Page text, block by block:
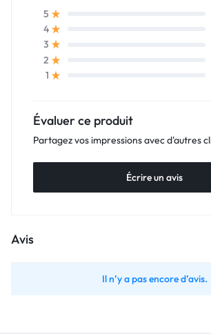
5
4
3
2
1
Évaluer ce produit
Partagez vos impressions avec d'autres
Écrire un avis
Avis
Il n’y a pas encore d’avis.